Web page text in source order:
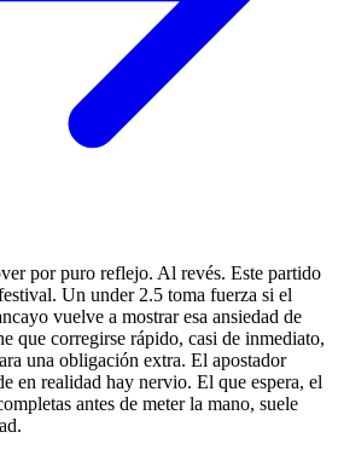
por puro reflejo. Al revés. Este partido
Un under 2.5 toma fuerza si el
vuelve a mostrar esa ansiedad de
que corregirse rápido, casi de inmediato,
una obligación extra. El apostador
en realidad hay nervio. El que espera, el
antes de meter la mano, suele